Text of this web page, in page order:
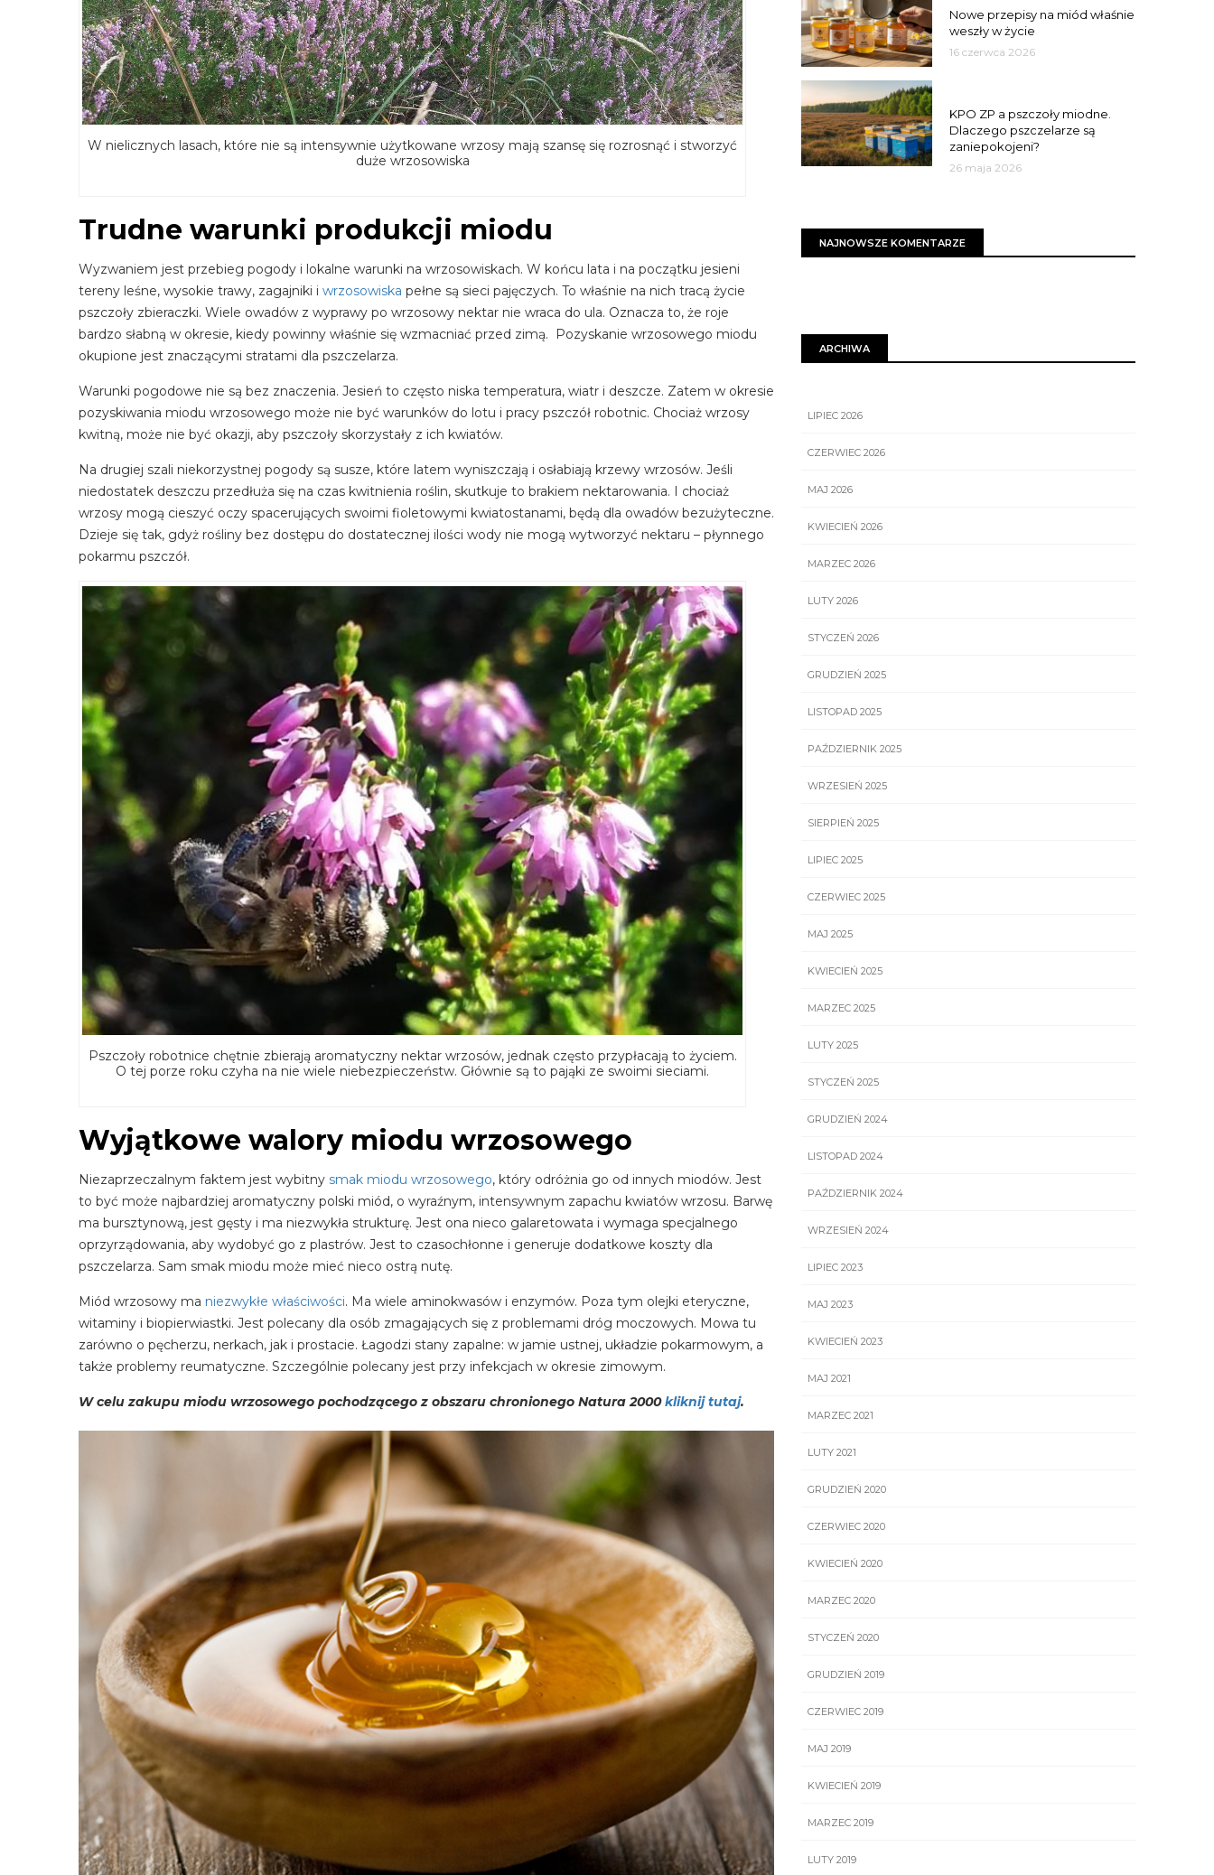
W nielicznych lasach, które nie są intensywnie użytkowane wrzosy mają szansę się rozrosnąć i stworzyć
duże wrzosowiska
Trudne warunki produkcji miodu
Wyzwaniem jest przebieg pogody i lokalne warunki na wrzosowiskach. W końcu lata i na początku jesieni
tereny leśne, wysokie trawy, zagajniki i wrzosowiska pełne są sieci pajęczych. To właśnie na nich tracą życie
pszczoły zbieraczki. Wiele owadów z wyprawy po wrzosowy nektar nie wraca do ula. Oznacza to, że roje
bardzo słabną w okresie, kiedy powinny właśnie się wzmacniać przed zimą. Pozyskanie wrzosowego miodu
okupione jest znaczącymi stratami dla pszczelarza.
Warunki pogodowe nie są bez znaczenia. Jesień to często niska temperatura, wiatr i deszcze. Zatem w okresie
pozyskiwania miodu wrzosowego może nie być warunków do lotu i pracy pszczół robotnic. Chociaż wrzosy
kwitną, może nie być okazji, aby pszczoły skorzystały z ich kwiatów.
Na drugiej szali niekorzystnej pogody są susze, które latem wyniszczają i osłabiają krzewy wrzosów. Jeśli
niedostatek deszczu przedłuża się na czas kwitnienia roślin, skutkuje to brakiem nektarowania. I chociaż
wrzosy mogą cieszyć oczy spacerujących swoimi fioletowymi kwiatostanami, będą dla owadów bezużyteczne.
Dzieje się tak, gdyż rośliny bez dostępu do dostatecznej ilości wody nie mogą wytworzyć nektaru – płynnego
pokarmu pszczół.
Pszczoły robotnice chętnie zbierają aromatyczny nektar wrzosów, jednak często przypłacają to życiem.
O tej porze roku czyha na nie wiele niebezpieczeństw. Głównie są to pająki ze swoimi sieciami.
Wyjątkowe walory miodu wrzosowego
Niezaprzeczalnym faktem jest wybitny smak miodu wrzosowego, który odróżnia go od innych miodów. Jest
to być może najbardziej aromatyczny polski miód, o wyraźnym, intensywnym zapachu kwiatów wrzosu. Barwę
ma bursztynową, jest gęsty i ma niezwykła strukturę. Jest ona nieco galaretowata i wymaga specjalnego
oprzyrządowania, aby wydobyć go z plastrów. Jest to czasochłonne i generuje dodatkowe koszty dla
pszczelarza. Sam smak miodu może mieć nieco ostrą nutę.
Miód wrzosowy ma niezwykłe właściwości. Ma wiele aminokwasów i enzymów. Poza tym olejki eteryczne,
witaminy i biopierwiastki. Jest polecany dla osób zmagających się z problemami dróg moczowych. Mowa tu
zarówno o pęcherzu, nerkach, jak i prostacie. Łagodzi stany zapalne: w jamie ustnej, układzie pokarmowym, a
także problemy reumatyczne. Szczególnie polecany jest przy infekcjach w okresie zimowym.
W celu zakupu miodu wrzosowego pochodzącego z obszaru chronionego Natura 2000kliknij tutaj.
Nowe przepisy na miód właśnie
weszły w życie
16 czerwca 2026
KPO ZP a pszczoły miodne.
Dlaczego pszczelarze są
zaniepokojeni?
26 maja 2026
NAJNOWSZE KOMENTARZE
ARCHIWA
LIPIEC 2026
CZERWIEC 2026
MAJ 2026
KWIECIEŃ 2026
MARZEC 2026
LUTY 2026
STYCZEŃ 2026
GRUDZIEŃ 2025
LISTOPAD 2025
PAŹDZIERNIK 2025
WRZESIEŃ 2025
SIERPIEŃ 2025
LIPIEC 2025
CZERWIEC 2025
MAJ 2025
KWIECIEŃ 2025
MARZEC 2025
LUTY 2025
STYCZEŃ 2025
GRUDZIEŃ 2024
LISTOPAD 2024
PAŹDZIERNIK 2024
WRZESIEŃ 2024
LIPIEC 2023
MAJ 2023
KWIECIEŃ 2023
MAJ 2021
MARZEC 2021
LUTY 2021
GRUDZIEŃ 2020
CZERWIEC 2020
KWIECIEŃ 2020
MARZEC 2020
STYCZEŃ 2020
GRUDZIEŃ 2019
CZERWIEC 2019
MAJ 2019
KWIECIEŃ 2019
MARZEC 2019
LUTY 2019